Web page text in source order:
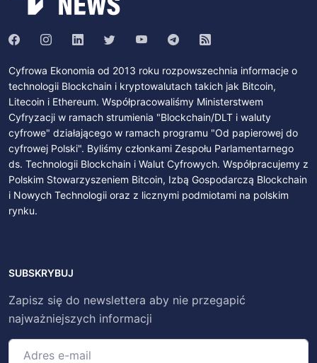
Cyfrowa Ekonomia od 2013 roku rozpowszechnia informacje o
technologii Blockchain i kryptowalutach takich jak Bitcoin,
Litecoin i Ethereum. Współpracowaliśmy Ministerstwem
Cyfryzacji w ramach strumienia "Blockchain/DLT i waluty
cyfrowe" działającego w ramach programu "Od papierowej do
cyfrowej Polski". Byliśmy członkami Zespołu Parlamentarnego
ds. Technologii Blockchain i Walut Cyfrowych. Współpracujemy z
Polskim Stowarzyszeniem Bitcoin, Izbą Gospodarczą Blockchain
i Nowych Technologii oraz z licznymi podmiotami na polskim
rynku.
SUBSKRYBUJ
Zapisz się do newslettera aby nie przegapić
najważniejszych informacji